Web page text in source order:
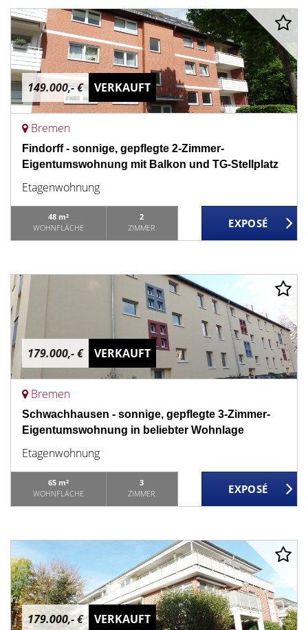
149.000,- € VERKAUFT
Bremen
Findorff - sonnige, gepflegte 2-Zimmer-
Eigentumswohnung mit Balkon und TG-Stellplatz
Etagenwohnung
48 m²
WOHNFLÄCHE
2
ZIMMER
179.000,- € VERKAUFT
Bremen
Schwachhausen - sonnige, gepflegte 3-Zimmer-
Eigentumswohnung in beliebter Wohnlage
Etagenwohnung
65 m²
WOHNFLÄCHE
3
ZIMMER
179.000,- € VERKAUFT